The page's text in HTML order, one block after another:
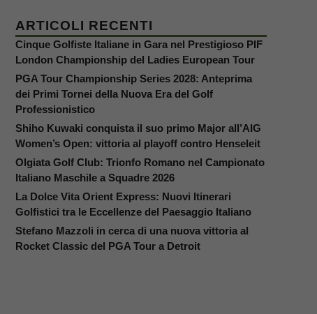
ARTICOLI RECENTI
Cinque Golfiste Italiane in Gara nel Prestigioso PIF
London Championship del Ladies European Tour
PGA Tour Championship Series 2028: Anteprima
dei Primi Tornei della Nuova Era del Golf
Professionistico
Shiho Kuwaki conquista il suo primo Major all’AIG
Women’s Open: vittoria al playoff contro Henseleit
Olgiata Golf Club: Trionfo Romano nel Campionato
Italiano Maschile a Squadre 2026
La Dolce Vita Orient Express: Nuovi Itinerari
Golfistici tra le Eccellenze del Paesaggio Italiano
Stefano Mazzoli in cerca di una nuova vittoria al
Rocket Classic del PGA Tour a Detroit